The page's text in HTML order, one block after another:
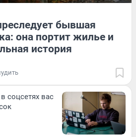
бывшая
она портит жилье и
история
соцсетях вас